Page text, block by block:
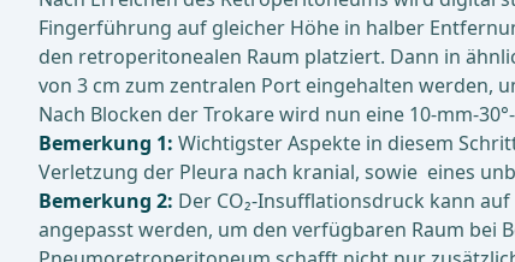
Fingerführung auf gleicher Höhe in halber
den retroperitonealen Raum platziert. Dann in
von 3 cm zum zentralen Port eingehalten werden,
Nach Blocken der Trokare wird nun eine 10-mm-
Bemerkung 1: Wichtigster Aspekte in diesem
Verletzung der Pleura nach kranial, sowie eines
Bemerkung 2: Der CO₂-Insufflationsdruck kann
angepasst werden, um den verfügbaren Raum